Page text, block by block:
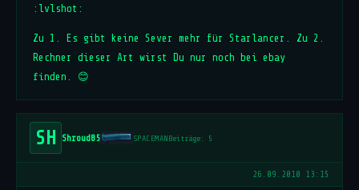
:lvlshot:
Zu 1. Es gibt keine Sever mehr für Starlancer. Zu 2.
Rechner dieser Art wirst Du nur noch bei ebay
finden. 😊
SH Shroud85 SPACEMANBeiträge: 5
26.09.2010 13:15